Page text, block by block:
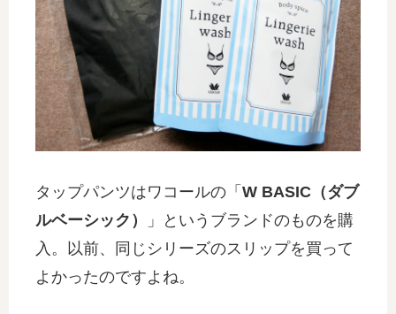
タップパンツはワコールの「 W BASIC（ダブ
ルベーシック）
」というブランドのものを購
入。以前、同じシリーズのスリップを買って
よかったのですよね。